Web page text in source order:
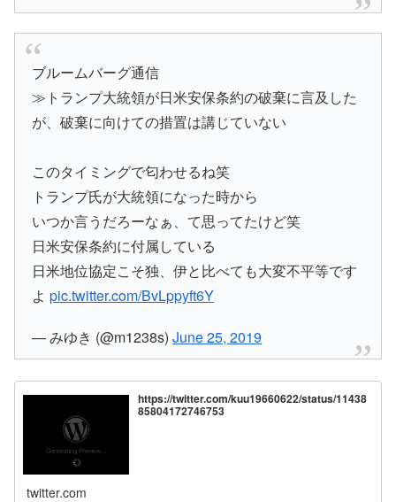
ブルームバーグ通信
≫トランプ大統領が日米安保条約の破棄に言及した
が、破棄に向けての措置は講じていない
このタイミングで匂わせるね笑
トランプ氏が大統領になった時から
いつか言うだろーなぁ、て思ってたけど笑
日米安保条約に付属している
日米地位協定こそ独、伊と比べても大変不平等です
よpic.twitter.com/BvLppyft6Y
— みゆき (@m1238s)June 25, 2019
https://twitter.com/kuu19660622/status/11438
85804172746753
twitter.com